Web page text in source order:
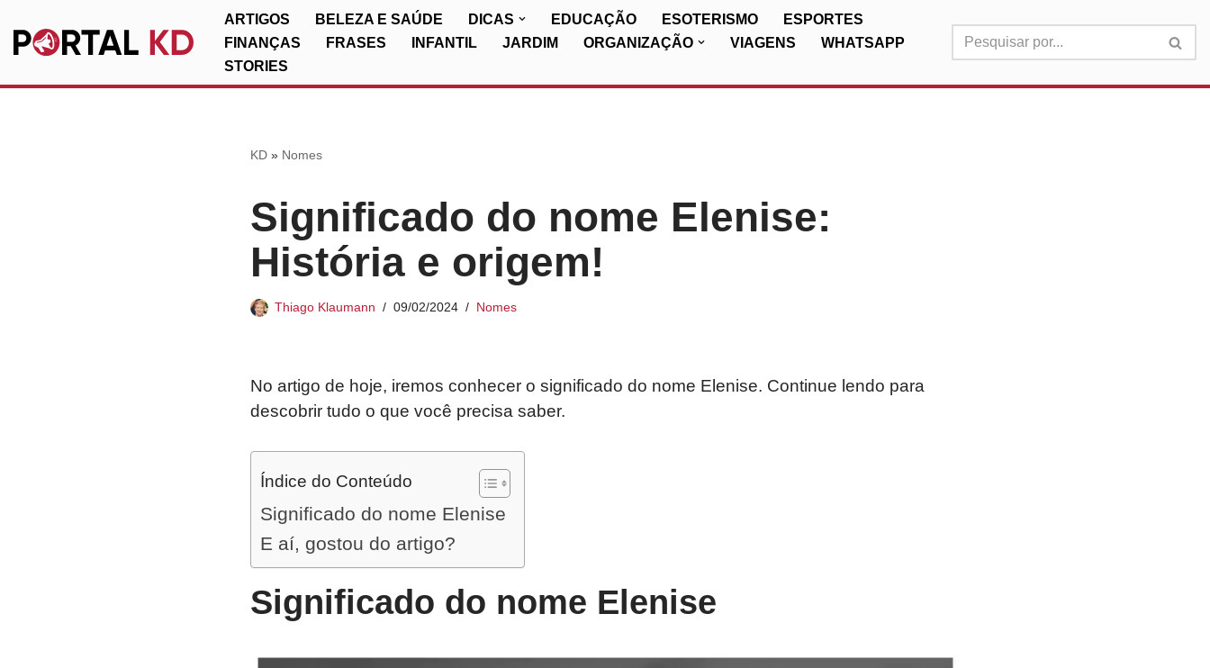
Pular
ARTIGOS BELEZA E SAÚDE DICAS EDUCAÇÃO ESOTERISMO
ESPORTES
FINANÇAS
FRASES INFANTIL JARDIM ORGANIZAÇÃO VIAGENS
WHATSAPP
STORIES
KD» Nomes
Significado do nome Elenise:
História e origem!
Thiago Klaumann 09/02/2024 Nomes
No artigo de hoje, iremos conhecer o significado do nome Elenise. Continue lendo para
descobrir tudo o que você precisa saber.
Índice do Conteúdo
Significado do nome Elenise
E aí, gostou do artigo?
Significado do nome Elenise